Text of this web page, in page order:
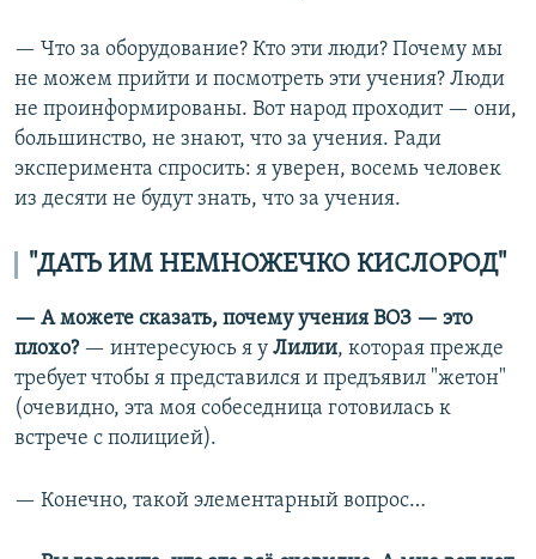
— Что за оборудование? Кто эти люди? Почему мы
не можем прийти и посмотреть эти учения? Люди
не проинформированы. Вот народ проходит — они,
большинство, не знают, что за учения. Ради
эксперимента спросить: я уверен, восемь человек
из десяти не будут знать, что за учения.
"ДАТЬ ИМ НЕМНОЖЕЧКО КИСЛОРОД"
— А можете сказать, почему учения ВОЗ — это
плохо? — интересуюсь я у Лилии, которая прежде
требует чтобы я представился и предъявил "жетон"
(очевидно, эта моя собеседница готовилась к
встрече с полицией).
— Конечно, такой элементарный вопрос…